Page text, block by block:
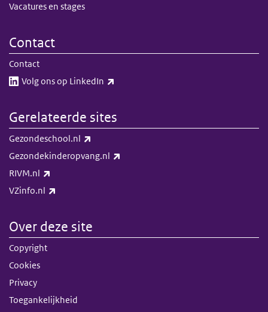
Vacatures en stages
Contact
Contact
Volg ons op LinkedIn​​
Gerelateerde sites
Gezondeschool.nl
Gezondekinderopvang.nl
RIVM.nl
VZinfo.nl
Over deze site
Copyright
Cookies
Privacy
Toegankelijkheid